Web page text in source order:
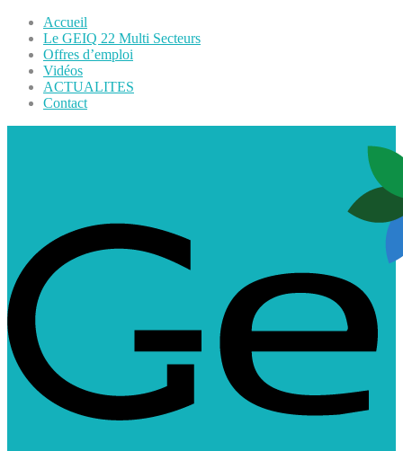
Accueil
Le GEIQ 22 Multi Secteurs
Offres d’emploi
Vidéos
ACTUALITES
Contact